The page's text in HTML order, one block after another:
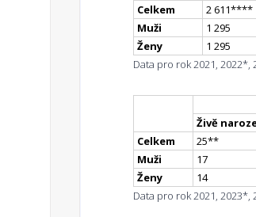
Celkem
2 611****
Muži
1 295
Ženy
1 295
Data pro rok 2021, 2022*,
Živě
Celkem
25**
Muži
17
Ženy
14
Data pro rok 2021, 2023*,